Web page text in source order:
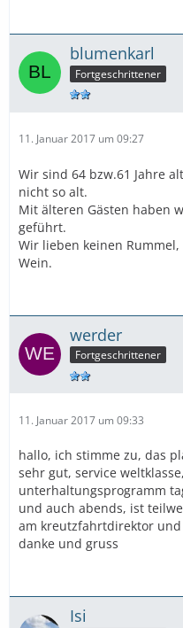
blumenkarl
Fortgeschrittener
11. Januar 2017 um 09:27
Wir sind 64 bzw.61 Jahre
nicht so alt.
Mit älteren Gästen haben
geführt.
Wir lieben keinen
Wein.
werder
Fortgeschrittener
11. Januar 2017 um 09:33
hallo, ich stimme zu, das
sehr gut, service
unterhaltungsprogramm
und auch abends, ist
am kreutzfahrtdirektor
danke und gruss
Isi